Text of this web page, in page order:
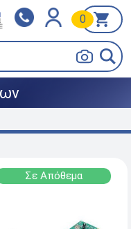
0
BOX NOW
Σε Απόθεμα